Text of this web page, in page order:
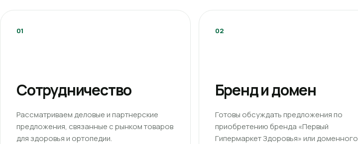
01
Сотрудничество
Рассматриваем деловые и партнерские
предложения, связанные с рынком товаров
для здоровья и ортопедии.
02
Бренд и домен
Готовы обсуждать предложения по
приобретению бренда «Первый
Гипермаркет Здоровья» или доменного